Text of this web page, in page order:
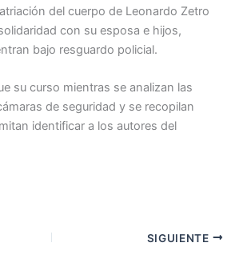
del cuerpo de Leonardo Zetro
con su esposa e hijos,
bajo resguardo policial.
su curso mientras se analizan las
de seguridad y se recopilan
identificar a los autores del
SIGUIENTE